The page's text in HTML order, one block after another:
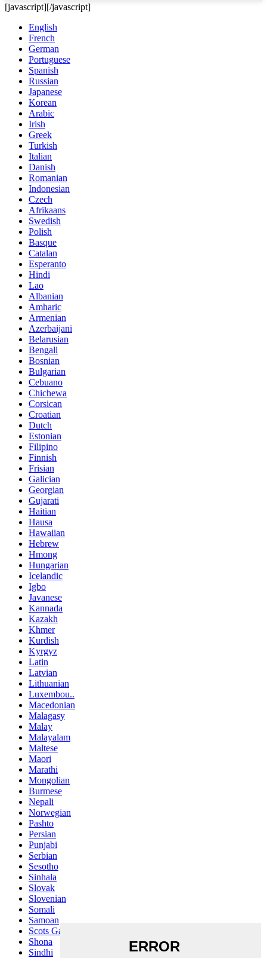
[javascript][/javascript]
English
French
German
Portuguese
Spanish
Russian
Japanese
Korean
Arabic
Irish
Greek
Turkish
Italian
Danish
Romanian
Indonesian
Czech
Afrikaans
Swedish
Polish
Basque
Catalan
Esperanto
Hindi
Lao
Albanian
Amharic
Armenian
Azerbaijani
Belarusian
Bengali
Bosnian
Bulgarian
Cebuano
Chichewa
Corsican
Croatian
Dutch
Estonian
Filipino
Finnish
Frisian
Galician
Georgian
Gujarati
Haitian
Hausa
Hawaiian
Hebrew
Hmong
Hungarian
Icelandic
Igbo
Javanese
Kannada
Kazakh
Khmer
Kurdish
Kyrgyz
Latin
Latvian
Lithuanian
Luxembou..
Macedonian
Malagasy
Malay
Malayalam
Maltese
Maori
Marathi
Mongolian
Burmese
Nepali
Norwegian
Pashto
Persian
Punjabi
Serbian
Sesotho
Sinhala
Slovak
Slovenian
Somali
Samoan
Scots Gaelic
Shona
Sindhi